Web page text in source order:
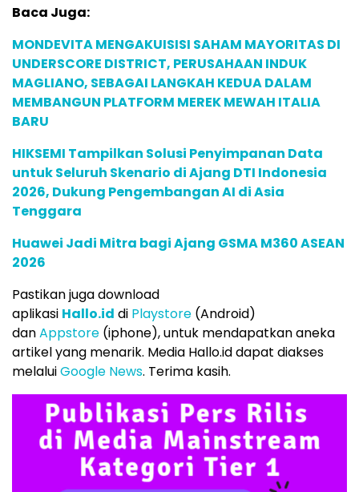
Baca Juga:
MONDEVITA MENGAKUISISI SAHAM MAYORITAS DI
UNDERSCORE DISTRICT, PERUSAHAAN INDUK
MAGLIANO, SEBAGAI LANGKAH KEDUA DALAM
MEMBANGUN PLATFORM MEREK MEWAH ITALIA
BARU
HIKSEMI Tampilkan Solusi Penyimpanan Data
untuk Seluruh Skenario di Ajang DTI Indonesia
2026, Dukung Pengembangan AI di Asia
Tenggara
Huawei Jadi Mitra bagi Ajang GSMA M360 ASEAN
2026
Pastikan juga download
aplikasi Hallo.id di Playstore (Android)
danAppstore (iphone), untuk mendapatkan aneka
artikel yang menarik. Media Hallo.id dapat diakses
melaluiGoogle News. Terima kasih.